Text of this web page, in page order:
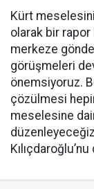
Kürt
olarak bir rapor
merkeze
görüşmeleri
önemsiyoruz.
çözülmesi
meselesine